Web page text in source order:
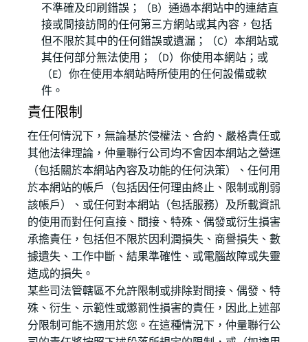
不準確及印刷錯誤；（B）通過本網站中的連結直
接或間接訪問的任何第三方網站或其內容，包括
但不限於其中的任何錯誤或遺漏；（C）本網站或
其任何部分無法使用；（D）你使用本網站；或
（E）你在使用本網站時所使用的任何設備或軟
件。
責任限制
在任何情況下，無論基於侵權法、合約、嚴格責任或
其他法律理論，仲量聯行公司均不會因本網站之營運
（包括關於本網站內容及功能的任何決策）、任何用
於本網站的帳戶（包括因任何理由終止、限制或削弱
該帳戶）、或任何對本網站（包括服務）及所載資訊
的使用而對任何直接、間接、特殊、偶發或衍生損害
承擔責任，包括但不限於因利潤損失、商譽損失、數
據遺失、工作中斷、結果準確性、或電腦故障或失靈
造成的損失。
某些司法管轄區不允許限制或排除對間接、偶發、特
殊、衍生、示範性或懲罰性損害的責任，因此上述部
分限制可能不適用於您。在這種情況下，仲量聯行公